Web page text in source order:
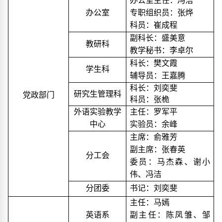
党政部门
办公室
专职组织员：张烨
科员：崔成程
教研科
副科长： 盛美意
教学秘书：李卓尔
学生科
科长：樊文霞
辅导员：王嘉腾
研究生管理科
科长：刘奕斐
科员：张桅
外语实验教学
中心
主任：罗军平
实验员：余峰
分工会
主席： 俞雅芳
副主席：张春英
委员：马杰森、谢小
伟、冯洁
分团委
书记：刘奕斐
英语系
主任：马嫣
副主任：陈凤雏、邹